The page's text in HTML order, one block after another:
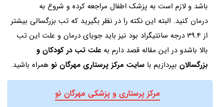
باشد و لازم است به پزشک اطفال مراجعه کرده و شروع به
درمان کنید. البته این نکته را در نظر بگیرید که تب بزرگسالی بیشتر
از 39.4 درجه سانتیگراد بود نیز باید جویای درمان و علت این تب
بالا باشدو در این مقاله قصد دارم به علت تب در کودکان و
بزرگسالان بپردازیم با سایت مرکز پرستاری مهرگان نو همراه باشید.
مرکز پرستاری و پزشکی مهرگان نو